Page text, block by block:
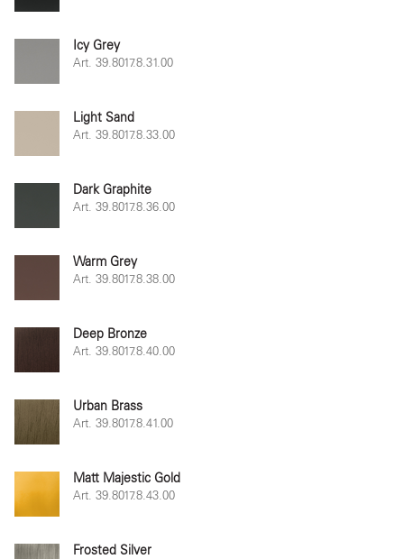
Icy Grey
Art. 39.8017.8.31.00
Light Sand
Art. 39.8017.8.33.00
Dark Graphite
Art. 39.8017.8.36.00
Warm Grey
Art. 39.8017.8.38.00
Deep Bronze
Art. 39.8017.8.40.00
Urban Brass
Art. 39.8017.8.41.00
Matt Majestic Gold
Art. 39.8017.8.43.00
Frosted Silver